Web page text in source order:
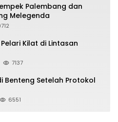
Palembang dan
Melegenda
Kilat di Lintasan
7137
Benteng Setelah Protokol
6551